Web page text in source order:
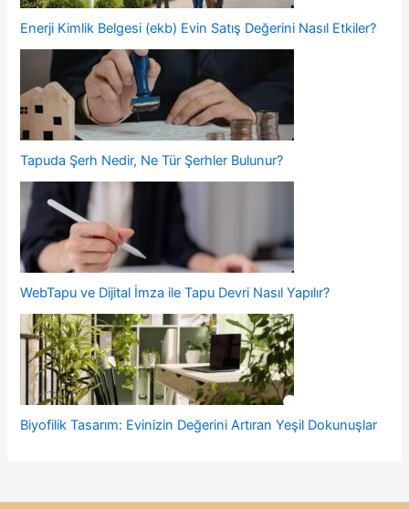
Enerji Kimlik Belgesi (ekb) Evin Satış Değerini Nasıl Etkiler?
Tapuda Şerh Nedir, Ne Tür Şerhler Bulunur?
WebTapu ve Dijital İmza ile Tapu Devri Nasıl Yapılır?
Biyofilik Tasarım: Evinizin Değerini Artıran Yeşil Dokunuşlar